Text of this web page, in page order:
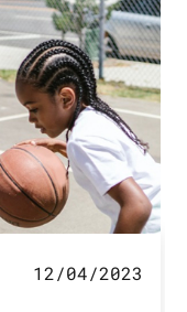
12/04/2023